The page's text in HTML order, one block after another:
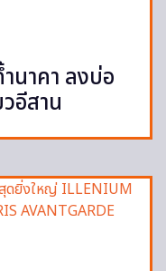
นาคา ลงบ่อ
อีสาน